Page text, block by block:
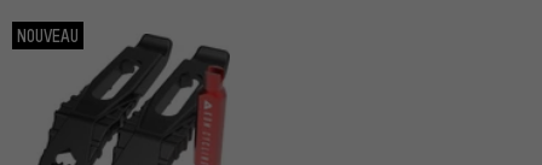
NOUVEAU